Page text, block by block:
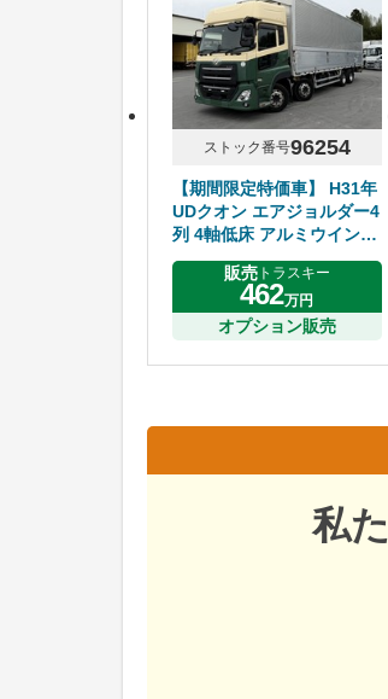
ストック番号96254
【期間限定特価車】 H31年
UDクオン エアジョルダー4
列 4軸低床 アルミウイング
ハイルーフ リアエアサス
アルミホイール エスコット
販売トラスキー
462万円
オプション販売
私